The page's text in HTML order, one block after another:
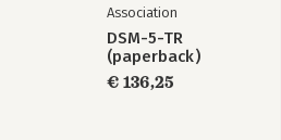
You Are a Badass at
Making Money
Association
DSM-5-TR
(paperback)
€ 136,25